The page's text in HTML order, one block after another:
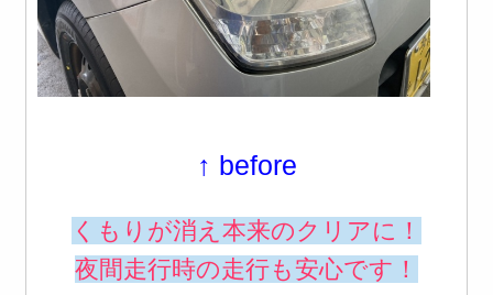
↑ before
くもりが消え本来のクリアに！
夜間走行時の走行も安心です！